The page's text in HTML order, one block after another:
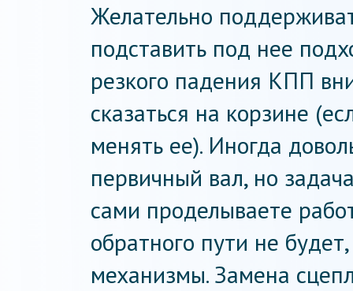
Желательно
подставить под нее
резкого падения КПП
сказаться на корзине
менять ее). Иногда
первичный вал, но
сами проделываете
обратного пути не
механизмы. Замена